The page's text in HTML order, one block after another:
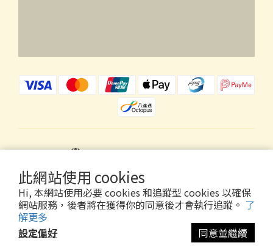
此網站使用 cookies
Hi, 本網站使用必要 cookies 和追蹤型 cookies 以確保
網站服務，後者將在獲得你的同意後才會執行追蹤。 了
解更多
設定偏好
同意並繼續
立即購買
$HKD 繁體中文